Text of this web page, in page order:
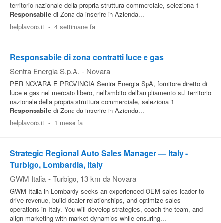
territorio nazionale della propria struttura commerciale, seleziona 1
Responsabile di Zona da inserire in Azienda...
helplavoro.it - 4 settimane fa
Responsabile di zona contratti luce e gas
Sentra Energia S.p.A. - Novara
PER NOVARA E PROVINCIA Sentra Energia SpA, fornitore diretto di
luce e gas nel mercato libero, nell'ambito dell'ampliamento sul territorio
nazionale della propria struttura commerciale, seleziona 1
Responsabile di Zona da inserire in Azienda...
helplavoro.it - 1 mese fa
Strategic Regional Auto Sales Manager — Italy -
Turbigo, Lombardia, Italy
GWM Italia - Turbigo, 13 km da Novara
GWM Italia in Lombardy seeks an experienced OEM sales leader to
drive revenue, build dealer relationships, and optimize sales
operations in Italy. You will develop strategies, coach the team, and
align marketing with market dynamics while ensuring...